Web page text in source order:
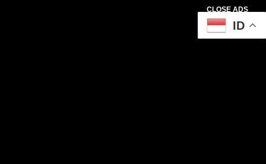
CLOSE ADS
ID